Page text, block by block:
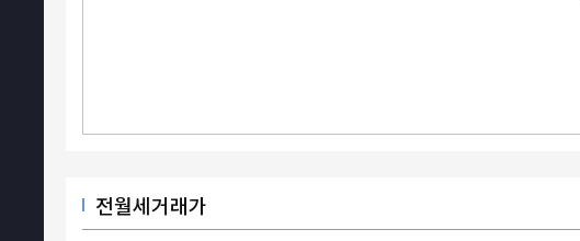
전월세거래가